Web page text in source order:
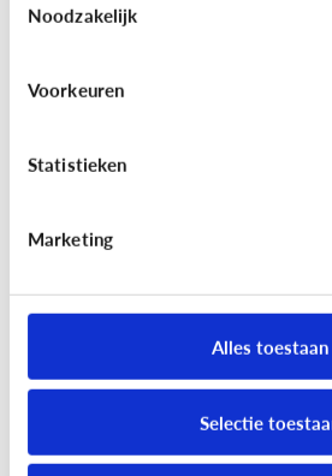
Noodzakelijk
Voorkeuren
Statistieken
Marketing
Alles toestaan
Selectie
reclamegames speelt?